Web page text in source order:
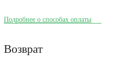
Подробнее о способах оплаты
Возврат